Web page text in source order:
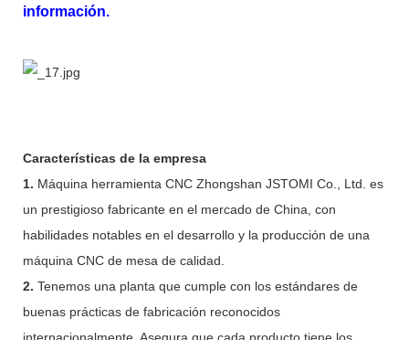
información.
Características de la empresa
1. Máquina herramienta CNC Zhongshan JSTOMI Co., Ltd. es
un prestigioso fabricante en el mercado de China, con
habilidades notables en el desarrollo y la producción de una
máquina CNC de mesa de calidad.
2. Tenemos una planta que cumple con los estándares de
buenas prácticas de fabricación reconocidos
internacionalmente. Asegura que cada producto tiene los